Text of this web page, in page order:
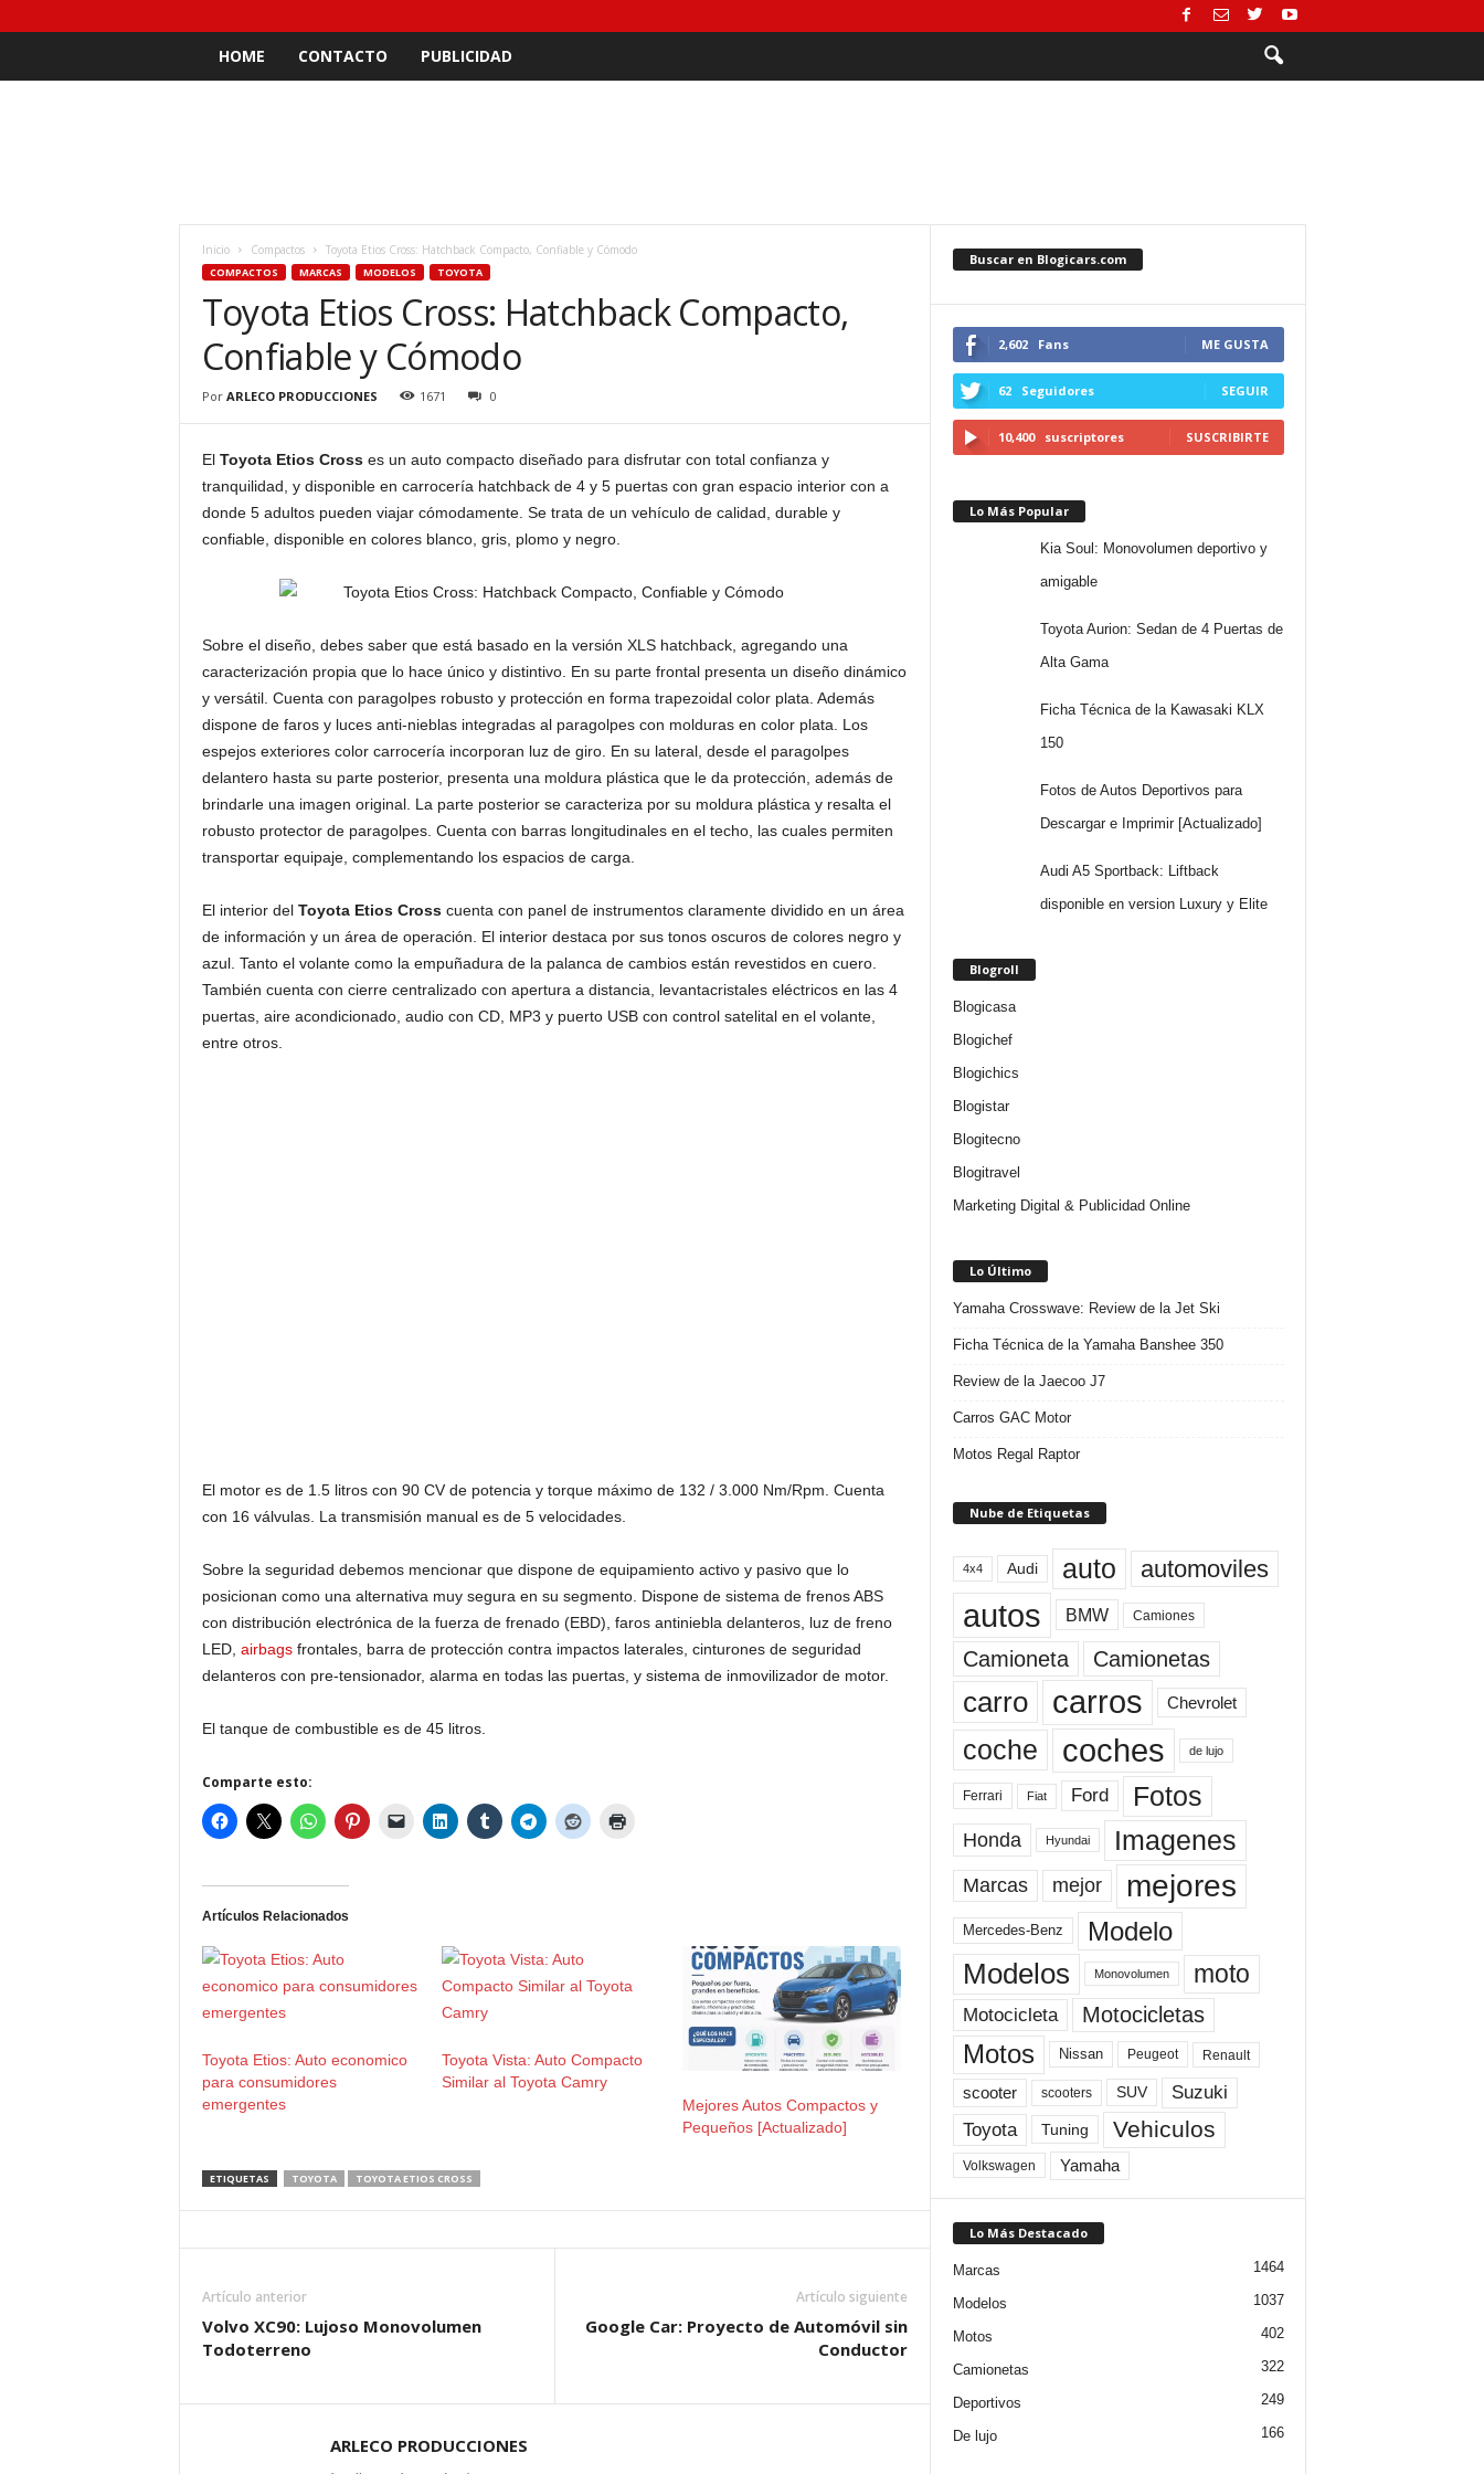
HOME CONTACTO PUBLICIDAD
Inicio Compactos Toyota Etios Cross: Hatchback Compacto, Confiable y Cómodo
COMPACTOS MARCAS MODELOS TOYOTA
Toyota Etios Cross: Hatchback Compacto,
Confiable y Cómodo
Por ARLECO PRODUCCIONES 1671 0
El Toyota Etios Crosses un auto compacto diseñado para disfrutar con total confianza y
tranquilidad, y disponible en carrocería hatchback de 4 y 5 puertas con gran espacio interior con a
donde 5 adultos pueden viajar cómodamente. Se trata de un vehículo de calidad, durable y
confiable, disponible en colores blanco, gris, plomo y negro.
Sobre el diseño, debes saber que está basado en la versión XLS hatchback, agregando una
caracterización propia que lo hace único y distintivo. En su parte frontal presenta un diseño dinámico
y versátil. Cuenta con paragolpes robusto y protección en forma trapezoidal color plata. Además
dispone de faros y luces anti-nieblas integradas al paragolpes con molduras en color plata. Los
espejos exteriores color carrocería incorporan luz de giro. En su lateral, desde el paragolpes
delantero hasta su parte posterior, presenta una moldura plástica que le da protección, además de
brindarle una imagen original. La parte posterior se caracteriza por su moldura plástica y resalta el
robusto protector de paragolpes. Cuenta con barras longitudinales en el techo, las cuales permiten
transportar equipaje, complementando los espacios de carga.
El interior del Toyota Etios Crosscuenta con panel de instrumentos claramente dividido en un área
de información y un área de operación. El interior destaca por sus tonos oscuros de colores negro y
azul. Tanto el volante como la empuñadura de la palanca de cambios están revestidos en cuero.
También cuenta con cierre centralizado con apertura a distancia, levantacristales eléctricos en las 4
puertas, aire acondicionado, audio con CD, MP3 y puerto USB con control satelital en el volante,
entre otros.
El motor es de 1.5 litros con 90 CV de potencia y torque máximo de 132 / 3.000 Nm/Rpm. Cuenta
con 16 válvulas. La transmisión manual es de 5 velocidades.
Sobre la seguridad debemos mencionar que dispone de equipamiento activo y pasivo que lo
posicionan como una alternativa muy segura en su segmento. Dispone de sistema de frenos ABS
con distribución electrónica de la fuerza de frenado (EBD), faros antiniebla delanteros, luz de freno
LED, airbagsfrontales, barra de protección contra impactos laterales, cinturones de seguridad
delanteros con pre-tensionador, alarma en todas las puertas, y sistema de inmovilizador de motor.
El tanque de combustible es de 45 litros.
Comparte esto:
Artículos Relacionados
Toyota Etios: Auto economico
para consumidores
emergentes
Toyota Vista: Auto Compacto
Similar al Toyota Camry
Mejores Autos Compactos y
Pequeños [Actualizado]
ETIQUETAS TOYOTA TOYOTA ETIOS CROSS
Artículo anterior
Volvo XC90: Lujoso Monovolumen
Todoterreno
Artículo siguiente
Google Car: Proyecto de Automóvil sin
Conductor
ARLECO PRODUCCIONES
Buscar en Blogicars.com
2,602 Fans ME GUSTA
62 Seguidores SEGUIR
10,400 suscriptores SUSCRIBIRTE
Lo Más Popular
Kia Soul: Monovolumen deportivo y
amigable
Toyota Aurion: Sedan de 4 Puertas de
Alta Gama
Ficha Técnica de la Kawasaki KLX
150
Fotos de Autos Deportivos para
Descargar e Imprimir [Actualizado]
Audi A5 Sportback: Liftback
disponible en version Luxury y Elite
Blogroll
Blogicasa
Blogichef
Blogichics
Blogistar
Blogitecno
Blogitravel
Marketing Digital & Publicidad Online
Lo Último
Yamaha Crosswave: Review de la Jet Ski
Ficha Técnica de la Yamaha Banshee 350
Review de la Jaecoo J7
Carros GAC Motor
Motos Regal Raptor
Nube de Etiquetas
4x4 Audi auto automoviles
autos BMW Camiones
Camioneta Camionetas
carro carros Chevrolet
coche coches de lujo
Ferrari Fiat Ford Fotos
Honda Hyundai Imagenes
Marcas mejor mejores
Mercedes-Benz Modelo
Modelos Monovolumen moto
Motocicleta Motocicletas
Motos Nissan Peugeot Renault
scooter scooters SUV Suzuki
Toyota Tuning Vehiculos
Volkswagen Yamaha
Lo Más Destacado
Marcas 1464
Modelos 1037
Motos 402
Camionetas 322
Deportivos 249
De lujo 166